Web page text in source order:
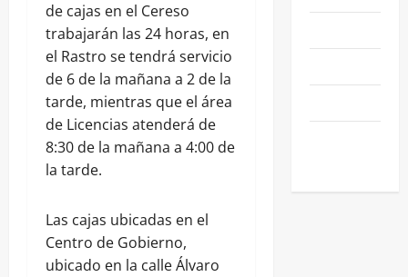
de cajas en el Cereso
trabajarán las 24 horas, en
el Rastro se tendrá servicio
de 6 de la mañana a 2 de la
tarde, mientras que el área
de Licencias atenderá de
8:30 de la mañana a 4:00 de
la tarde.
Las cajas ubicadas en el
Centro de Gobierno,
ubicado en la calle Álvaro